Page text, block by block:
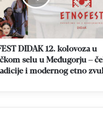
DIDAK 12. kolovoza u
selu u Međugorju –
i modernog etno